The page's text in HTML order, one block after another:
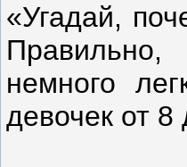
«Угадай,
немного
девочек от 8